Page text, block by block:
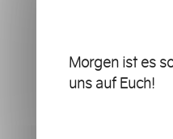
Morgen ist es
uns auf Euch!